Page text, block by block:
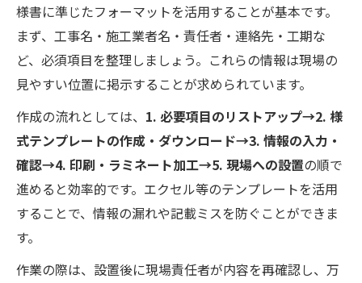
様書に準じたフォーマットを活用することが基本です。
まず、工事名・施工業者名・責任者・連絡先・工期な
ど、必須項目を整理しましょう。これらの情報は現場の
見やすい位置に掲示することが求められています。
作成の流れとしては、 1. 必要項目のリストアップ→2. 様
式テンプレートの作成・ダウンロード→3. 情報の入力・
確認→4. 印刷・ラミネート加工→5. 現場への設置の順で
進めると効率的です。エクセル等のテンプレートを活用
することで、情報の漏れや記載ミスを防ぐことができま
す。
作業の際は、設置後に現場責任者が内容を再確認し、万